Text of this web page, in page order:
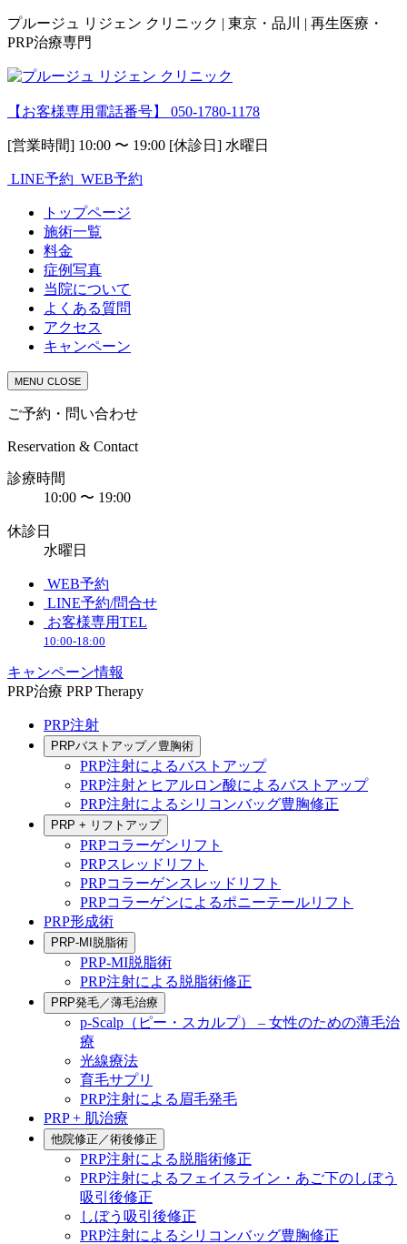
プルージュ リジェン クリニック | 東京・品川 | 再生医療・
PRP治療専門
【お客様専用電話番号】 050-1780-1178
[営業時間] 10:00 〜 19:00 [休診日] 水曜日
LINE予約 WEB予約
トップページ
施術一覧
料金
症例写真
当院について
よくある質問
アクセス
キャンペーン
MENU CLOSE
ご予約・問い合わせ
Reservation & Contact
診療時間
10:00 〜 19:00
休診日
水曜日
WEB予約
LINE予約/問合せ
お客様専用TEL
10:00-18:00
キャンペーン情報
PRP治療 PRP Therapy
PRP注射
PRPバストアップ／豊胸術
PRP注射によるバストアップ
PRP注射とヒアルロン酸によるバストアップ
PRP注射によるシリコンバッグ豊胸修正
PRP + リフトアップ
PRPコラーゲンリフト
PRPスレッドリフト
PRPコラーゲンスレッドリフト
PRPコラーゲンによるポニーテールリフト
PRP形成術
PRP-MI脱脂術
PRP-MI脱脂術
PRP注射による脱脂術修正
PRP発毛／薄毛治療
p-Scalp（ピー・スカルプ） – 女性のための薄毛治
療
光線療法
育毛サプリ
PRP注射による眉毛発毛
PRP + 肌治療
他院修正／術後修正
PRP注射による脱脂術修正
PRP注射によるフェイスライン・あご下のしぼう
吸引後修正
しぼう吸引後修正
PRP注射によるシリコンバッグ豊胸修正